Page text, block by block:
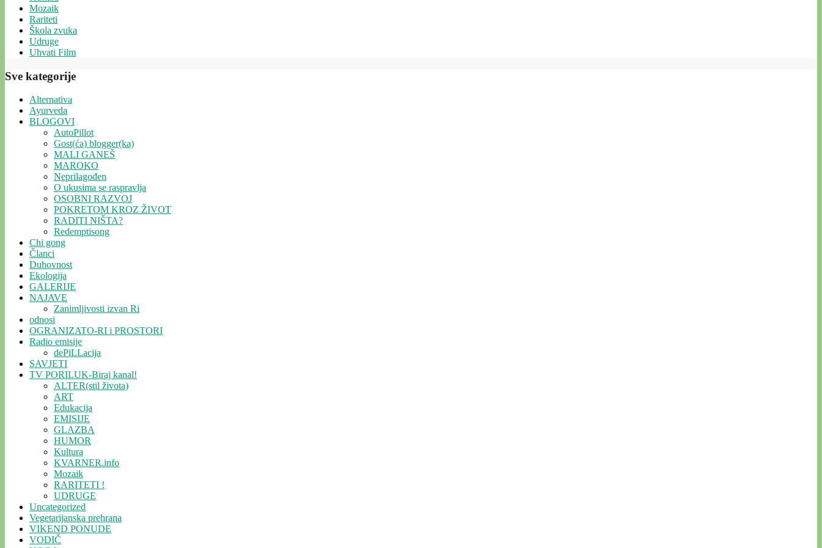
Mozaik
Rariteti
Škola zvuka
Udruge
Uhvati Film
Sve kategorije
Alternativa
Ayurveda
BLOGOVI
AutoPillot
Gost(ća) blogger(ka)
MALI GANEŠ
MAROKO
Neprilagođen
O ukusima se raspravlja
OSOBNI RAZVOJ
POKRETOM KROZ ŽIVOT
RADITI NIŠTA?
Redemptisong
Chi gong
Članci
Duhovnost
Ekologija
GALERIJE
NAJAVE
Zanimljivosti izvan Ri
odnosi
OGRANIZATO-RI i PROSTORI
Radio emisije
dePiLLacija
SAVJETI
TV PORILUK-Biraj kanal!
ALTER(stil života)
ART
Edukacija
EMISIJE
GLAZBA
HUMOR
Kultura
KVARNER.info
Mozaik
RARITETI !
UDRUGE
Uncategorized
Vegetarijanska prehrana
VIKEND PONUDE
VODIČ